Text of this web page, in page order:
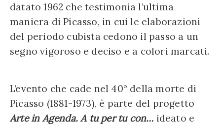
datato 1962 che testimonia l’ultima
maniera di Picasso, in cui le elaborazioni
del periodo cubista cedono il passo a un
segno vigoroso e deciso e a colori marcati.
L’evento che cade nel 40° della morte di
Picasso (1881-1973), è parte del progetto
Arte in Agenda. A tu per tu con… ideato e